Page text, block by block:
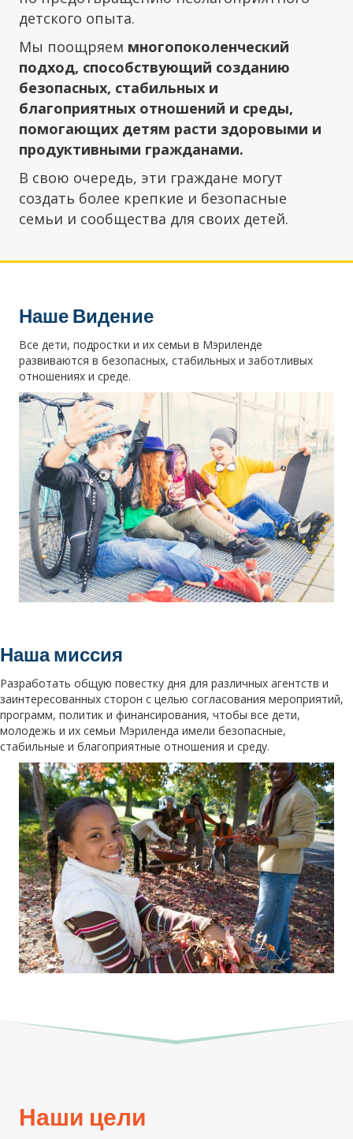
детского опыта.
Мы поощряем многопоколенческий
подход, способствующий созданию
безопасных, стабильных и
благоприятных отношений и среды,
помогающих детям расти здоровыми и
продуктивными гражданами.
В свою очередь, эти граждане могут
создать более крепкие и безопасные
семьи и сообщества для своих детей.
Наше Видение
Все дети, подростки и их семьи в Мэриленде
развиваются в безопасных, стабильных и заботливых
отношениях и среде.
Наша миссия
Разработать общую повестку дня для различных агентств и
заинтересованных сторон с целью согласования мероприятий,
программ, политик и финансирования, чтобы все дети,
молодежь и их семьи Мэриленда имели безопасные,
стабильные и благоприятные отношения и среду.
Наши цели